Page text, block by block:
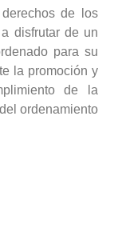
de los
disfrutar de un
para su
la promoción y
de la
ordenamiento